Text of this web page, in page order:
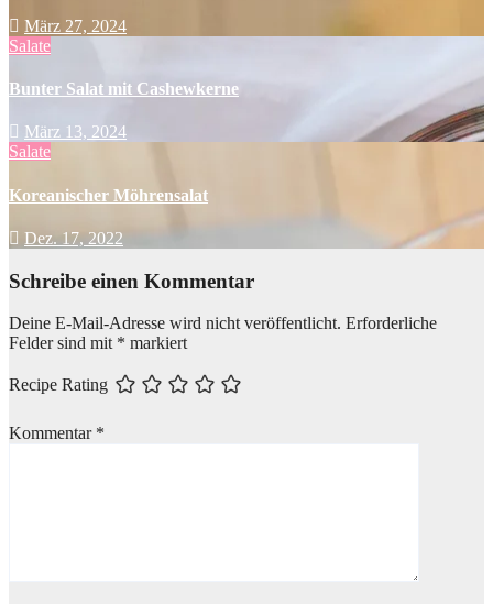
März 27, 2024
Salate
Bunter Salat mit Cashewkerne
März 13, 2024
Salate
Koreanischer Möhrensalat
Dez. 17, 2022
Schreibe einen Kommentar
Deine E-Mail-Adresse wird nicht veröffentlicht. Erforderliche
Felder sind mit * markiert
Recipe Rating
Kommentar *